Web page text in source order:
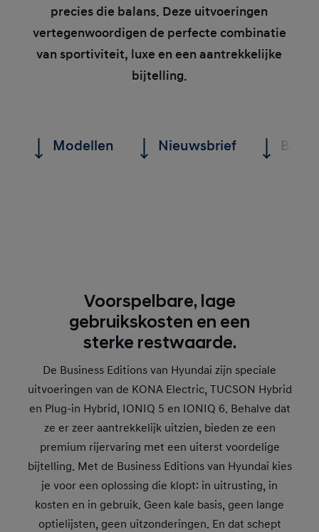
precies die balans. Deze uitvoeringen
vertegenwoordigen de perfecte combinatie
van sportiviteit, luxe en een aantrekkelijke
bijtelling.
Modellen Nieuwsbrief
Voorspelbare, lage
gebruikskosten en een
sterke restwaarde.
De Business Editions van Hyundai zijn speciale
uitvoeringen van de KONA Electric, TUCSON Hybrid
en Plug-in Hybrid, IONIQ 5 en IONIQ 6. Behalve dat
ze er zeer aantrekkelijk uitzien, bieden ze een
premium rijervaring met een uiterst voordelige
bijtelling. Met de Business Editions van Hyundai kies
je voor een oplossing die klopt: in uitrusting, in
kosten en in gebruik. Geen kale basis, geen lange
optielijsten, geen uitzonderingen. En dat schept